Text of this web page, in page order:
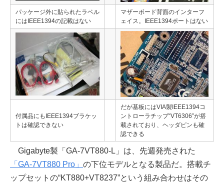
パッケージ外に貼られたラベル
にはIEEE1394の記載はない
マザーボード背面のインターフ
ェイス。IEEE1394ポートはない
付属品にもIEEE1394ブラケッ
トは確認できない
だが基板にはVIA製IEEE1394コ
ントローラチップ“VT6306”が搭
載されており、ヘッダピンも確
認できる
Gigabyte製「GA-7VT880-L」は、先週発売された
「GA-7VT880 Pro」 の下位モデルとなる製品だ。搭載チ
ップセットの“KT880+VT8237”という組み合わせはその